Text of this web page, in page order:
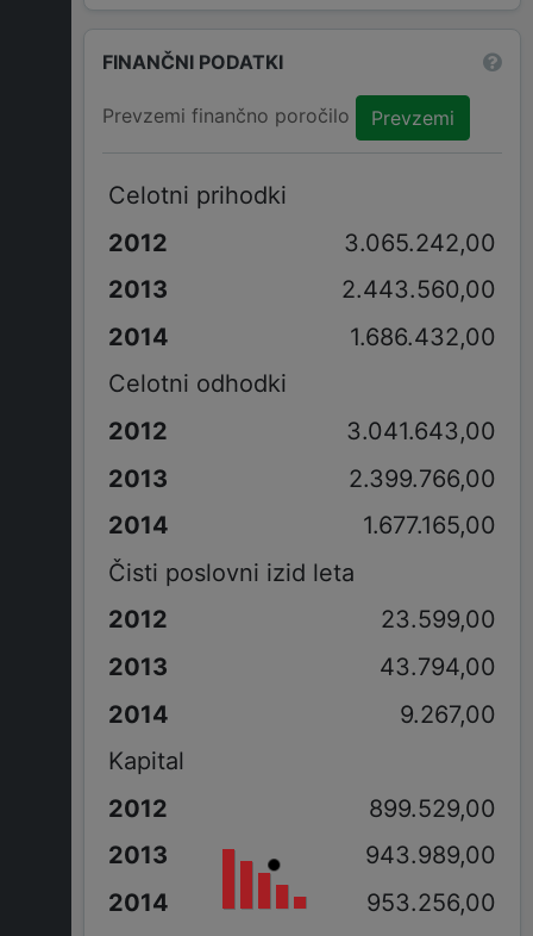
FINANČNI PODATKI
Prevzemi finančno poročilo Prevzemi
Celotni prihodki
3.065.242,00
2.443.560,00
1.686.432,00
Celotni odhodki
3.041.643,00
2.399.766,00
1.677.165,00
Čisti poslovni izid leta
23.599,00
43.794,00
9.267,00
Kapital
899.529,00
943.989,00
953.256,00